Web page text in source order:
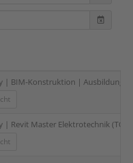
| BIM-Konstruktion | Ausbildung
| Revit Master Elektrotechnik